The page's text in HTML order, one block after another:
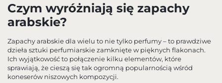
Czym wyróżniają się zapachy
arabskie?
Zapachy arabskie dla wielu to nie tylko perfumy – to prawdziwe
dzieła sztuki perfumiarskie zamknięte w pięknych flakonach.
Ich wyjątkowość to połączenie kilku elementów, które
sprawiają, że cieszą się tak ogromną popularnością wśród
koneserów niszowych kompozycji.